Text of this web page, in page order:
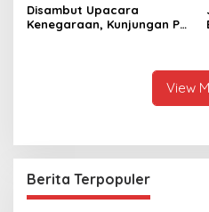
Disambut Upacara
Kenegaraan, Kunjungan PM
View
Berita Terpopuler